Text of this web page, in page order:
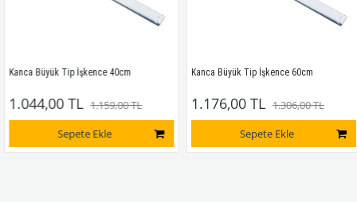
Kanca Büyük Tip İşkence 40cm
1.044,00 TL 1.159,00 TL
Sepete Ekle
Kanca Büyük Tip İşkence 60cm
1.176,00 TL 1.306,00 TL
Sepete Ekle